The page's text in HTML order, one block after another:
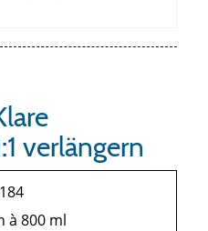
verlängern
à 800 ml